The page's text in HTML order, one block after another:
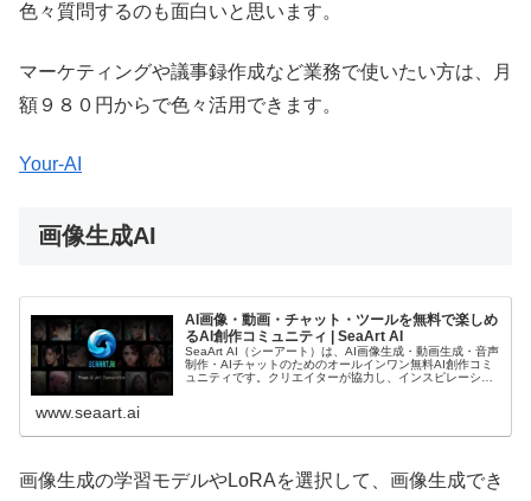
色々質問するのも面白いと思います。
マーケティングや議事録作成など業務で使いたい方は、月
額９８０円からで色々活用できます。
Your-AI
画像生成AI
AI画像・動画・チャット・ツールを無料で楽しめ
るAI創作コミュニティ | SeaArt AI
SeaArt AI（シーアート）は、AI画像生成・動画生成・音声
制作・AIチャットのためのオールインワン無料AI創作コミ
ュニティです。クリエイターが協力し、インスピレーショ
www.seaart.ai
画像生成の学習モデルやLoRAを選択して、画像生成でき